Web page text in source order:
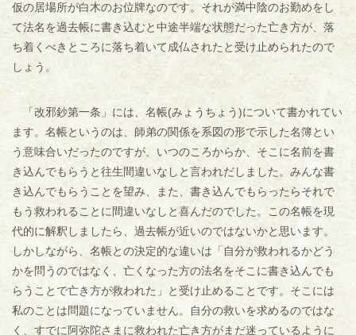
仮の居場所が白木のお位牌なのです。それが満中陰のお勤めをし
て法名を過去帳に書き込むと中途半端な状態だった亡き方が、落
ち着くべきところに落ち着いて成仏されたと受け止められたので
しょう。
「改邪鈔第一条」には、名帳(みょうちょう)について書かれてい
ます。名帳というのは、師弟の関係を系図の形で示した名簿とい
う意味合いだったのですが、いつのころからか、そこに名前を書
き込んでもらうと往生間違いなしと言われだしました。みんな書
き込んでもらうことを望み、また、書き込んでもらったらそれで
もう救われることに間違いなしと喜んだのでした。この名帳を現
代的に解釈しましたら、過去帳が近いのではないかと思います。
しかしながら、名帳との決定的な違いは「自分が救われるかどう
かを問うのではなく、亡くなった方の法名をそこに書き込んでも
らうことで亡き方が救われた」と受け止めることです。そこには
私のことは問題になっていません。自分の救いを求めるのではな
く、すでに阿弥陀さまに救われた亡き方がまだ迷っているように